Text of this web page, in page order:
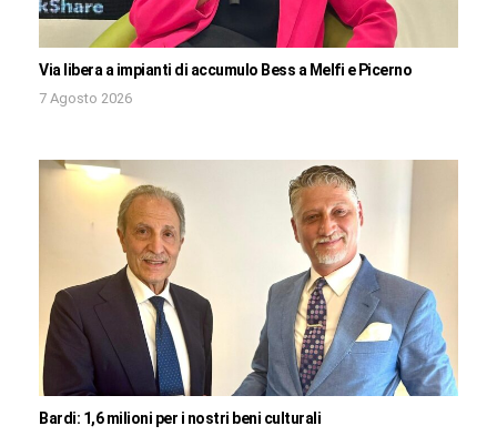
Via libera a impianti di accumulo Bess a Melfi e Picerno
7 Agosto 2026
Bardi: 1,6 milioni per i nostri beni culturali